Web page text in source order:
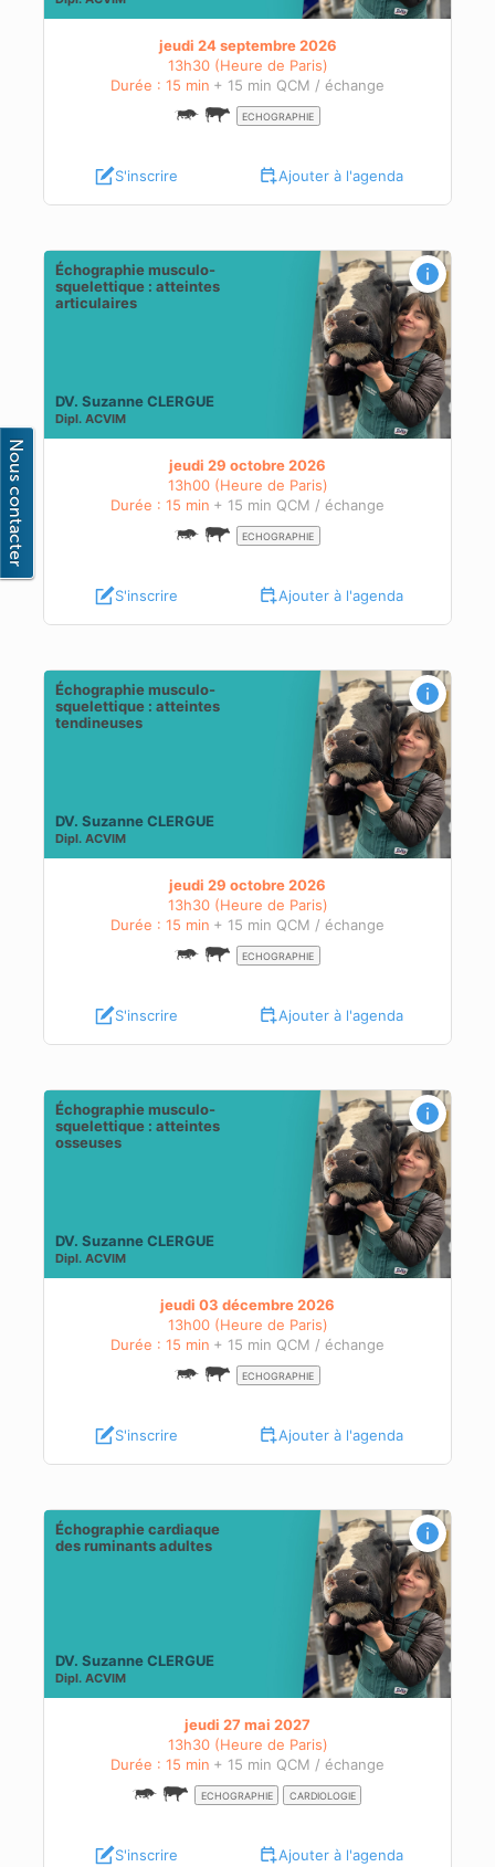
jeudi 24 septembre 2026
13h30 (Heure de Paris)
Durée : 15 min + 15 min QCM / échange
ECHOGRAPHIE
S'inscrire Ajouter à l'agenda
Échographie musculo-
squelettique : atteintes
articulaires
DV. Suzanne CLERGUE
Dipl. ACVIM
jeudi 29 octobre 2026
13h00 (Heure de Paris)
Durée : 15 min + 15 min QCM / échange
ECHOGRAPHIE
S'inscrire Ajouter à l'agenda
Échographie musculo-
squelettique : atteintes
tendineuses
DV. Suzanne CLERGUE
Dipl. ACVIM
jeudi 29 octobre 2026
13h30 (Heure de Paris)
Durée : 15 min + 15 min QCM / échange
ECHOGRAPHIE
S'inscrire Ajouter à l'agenda
Échographie musculo-
squelettique : atteintes
osseuses
DV. Suzanne CLERGUE
Dipl. ACVIM
jeudi 03 décembre 2026
13h00 (Heure de Paris)
Durée : 15 min + 15 min QCM / échange
ECHOGRAPHIE
S'inscrire Ajouter à l'agenda
Échographie cardiaque
des ruminants adultes
DV. Suzanne CLERGUE
Dipl. ACVIM
jeudi 27 mai 2027
13h30 (Heure de Paris)
Durée : 15 min + 15 min QCM / échange
ECHOGRAPHIE CARDIOLOGIE
S'inscrire Ajouter à l'agenda